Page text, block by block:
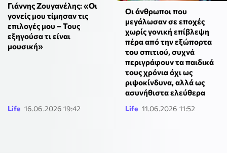
Γιάννης Ζουγανέλης: «Οι
γονείς μου τίμησαν τις
επιλογές μου – Τους
εξηγούσα τι είναι
μουσική»
Life 16.06.2026 19:42
Οι άνθρωποι που
μεγάλωσαν σε εποχές
χωρίς γονική επίβλεψη
πέρα από την εξώπορτα
του σπιτιού, συχνά
περιγράφουν τα παιδικά
τους χρόνια όχι ως
ριψοκίνδυνα, αλλά ως
ασυνήθιστα ελεύθερα
Life 11.06.2026 11:52